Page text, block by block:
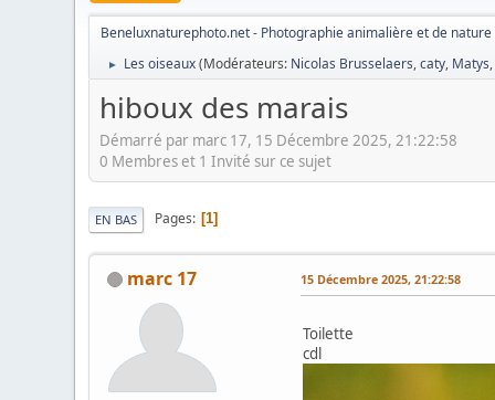
Beneluxnaturephoto.net - Photographie animalière et de nature
► Les oiseaux(Modérateurs: Nicolas Brusselaers,caty, Matys
hiboux des marais
Démarré par marc 17, 15 Décembre 2025, 21:22:58
0 Membres et 1 Invité sur ce sujet
EN BAS Pages 1
marc 17 15 Décembre 2025, 21:22:58
Toilette
cdl